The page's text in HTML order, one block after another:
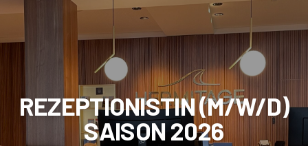
REZEPTIONISTIN (M/W/D)
SAISON 2026